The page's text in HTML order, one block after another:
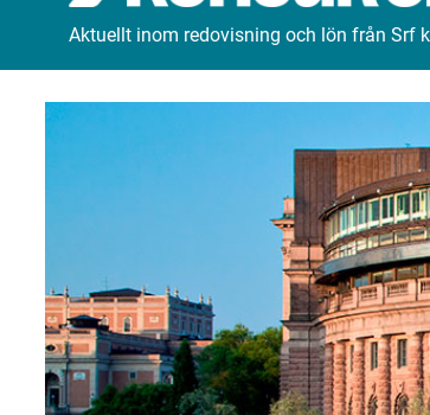
Aktuellt inom redovisning och lön från Srf